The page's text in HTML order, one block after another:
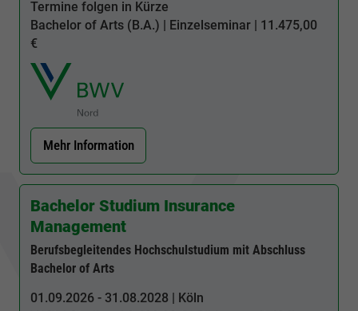
Termine folgen in Kürze
Bachelor of Arts (B.A.) | Einzelseminar | 11.475,00
€
Mehr Information
Bachelor Studium Insurance
Management
Berufsbegleitendes Hochschulstudium mit Abschluss
Bachelor of Arts
01.09.2026 - 31.08.2028 | Köln